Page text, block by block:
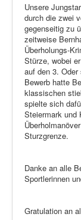
Unsere
durch die zwei
gegenseitig zu
zeitweise
Überholungs-
Stürze, wobei
auf den 3.
Bewerb hatte
klassischen
spielte sich
Steiermark und
Sturzgrenze.
Danke an alle
Sportlerinnen
Gratulation an